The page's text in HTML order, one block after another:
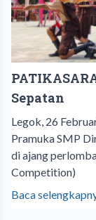
Sepatan
Legok, 26
Pramuka SMP
di ajang
Competition)
Baca